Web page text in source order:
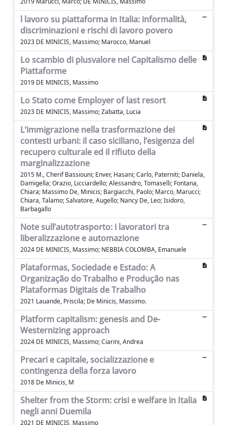
l lavoro su piattaforma in Italia: informalità,
discriminazioni e rischi di lavoro povero
2023 DE MINICIS, Massimo; Marocco, Manuel
Lo scambio di plusvalore nel Capitalismo delle
Piattaforme
2019 DE MINICIS, Massimo
Lo Stato come Employer of last resort
2023 DE MINICIS, Massimo; Zabatta, Lucia
L’immigrazione nella trasformazione dei
contesti urbani: il caso siciliano, l’esigenza del
recupero culturale ed il rifiuto della
marginalizzazione
2015 M., Cherif Bassiouni; Enver, Hasani; Carlo, Paterniti; Daniela,
Damigella; Orazio, Licciardello; Alessandro, Tomaselli; Fontana,
Chiara; Massimo De, Minicis; Bargiacchi, Paolo; Marco, Marucci;
Chiara, Talamo; Salvatore, Augello; Nancy De, Leo; Isidoro,
Barbagallo
Note sull’autotrasporto: i lavoratori tra
liberalizzazione e automazione
2024 DE MINICIS, Massimo; NEBBIA COLOMBA, Emanuele
Plataformas, Sociedade e Estado: A
Organização do Trabalho e Produção nas
Plataformas Digitais de Trabalho
2021 Lauande, Priscila; De Minicis, Massimo.
Platform capitalism: genesis and De-
Westernizing approach
2024 DE MINICIS, Massimo; Ciarini, Andrea
Precari e capitale, socializzazione e
contingenza della forza lavoro
2018 De Minicis, M
Shelter from the Storm: crisi e welfare in Italia
negli anni Duemila
2021 DE MINICIS, Massimo